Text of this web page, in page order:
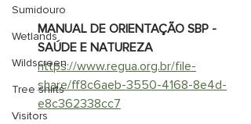
Sumidouro
Wetlands
Wildscreen
Tree shirts
Visitors
MANUAL DE ORIENTAÇÃO SBP -
SAÚDE E NATUREZA
https://www.regua.org.br/file-
share/ff8c6aeb-3550-4168-8e4d-
e8c362338cc7